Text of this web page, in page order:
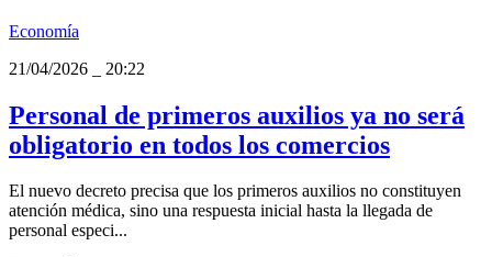
Economía
21/04/2026
20:22
Personal de primeros auxilios ya no será
obligatorio en todos los comercios
El nuevo decreto precisa que los primeros auxilios no constituyen
atención médica, sino una respuesta inicial hasta la llegada de
personal especi...